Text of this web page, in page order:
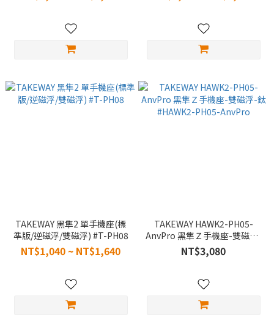
TAKEWAY 黑隼2 單手機座(標
準版/逆磁浮/雙磁浮) #T-PH08
NT$1,040 ~ NT$1,640
TAKEWAY HAWK2-PH05-
AnvPro 黑隼Ｚ手機座-雙磁浮-
鈦 #HAWK2-PH05-AnvPro
NT$3,080